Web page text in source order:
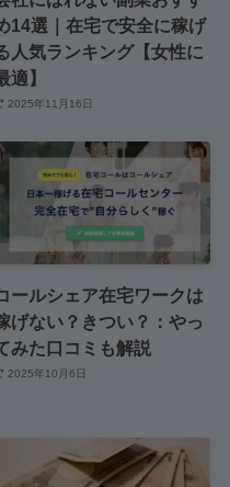
14選｜在宅で安全に稼げ
人気ランキング【女性に
適】
2025年11月16日
ールシェア在宅ワークは
げない？きつい？：やっ
みた口コミも解説
2025年10月6日